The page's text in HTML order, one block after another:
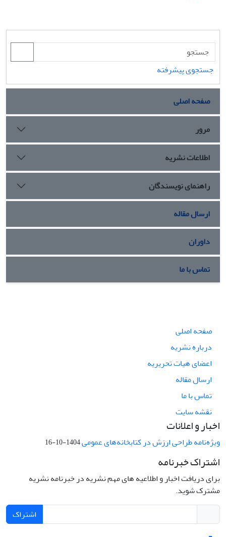
جستجوی پیشرفته
صفحه اصلی
مرور
اطلاعات نشریه
راهنمای نویسندگان
ارسال مقاله
داوران
تماس با ما
صفحه اصلی
درباره نشریه
اعضای هیات تحریریه
ارسال مقاله
تماس با ما
نقشه سایت
اخبار و اعلانات
ویژه‌نامه طراحی ارزش در کتابخانه‌های عمومی1404-10-16
اشتراک خبرنامه
برای دریافت اخبار و اطلاعیه های مهم نشریه در خبرنامه نشریه
مشترک شوید.
اشتراک